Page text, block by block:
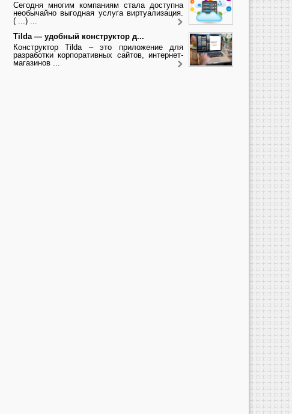
Сегодня многим компаниям стала доступна
необычайно выгодная услуга виртуализация.
( ...) ...
Tilda — удобный конструктор д...
Конструктор Tilda – это приложение для
разработки корпоративных сайтов, интернет-
магазинов ...